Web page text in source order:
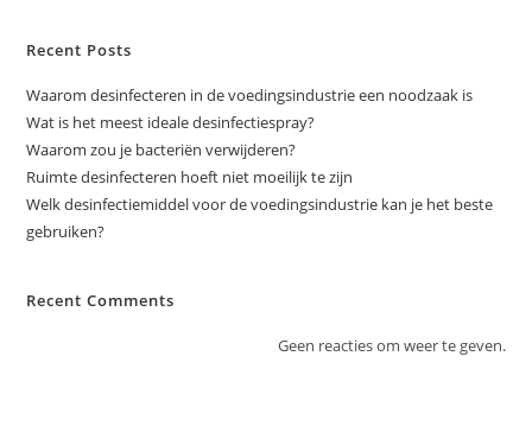
Recent Posts
Waarom desinfecteren in de voedingsindustrie een noodzaak is
Wat is het meest ideale desinfectiespray?
Waarom zou je bacteriën verwijderen?
Ruimte desinfecteren hoeft niet moeilijk te zijn
Welk desinfectiemiddel voor de voedingsindustrie kan je het beste
gebruiken?
Recent Comments
Geen reacties om weer te geven.